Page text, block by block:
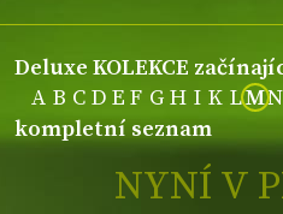
deluxe KOLEKCE
A B C D E F G H I K LMN
kompletní seznam
NYNÍ V